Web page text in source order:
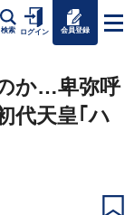
検索 ログイン 会員登録
か…卑弥呼
代天皇｢ハ